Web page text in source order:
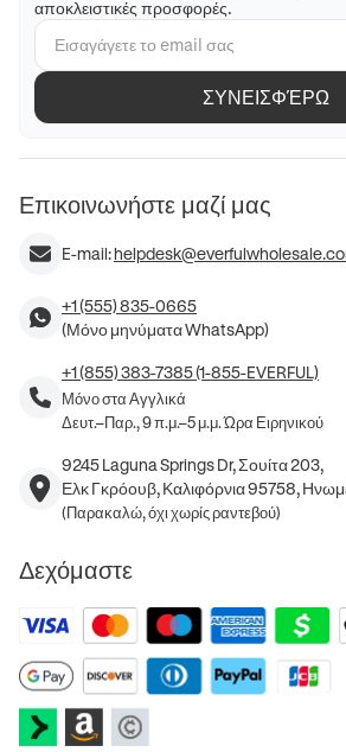
αποκλειστικές προσφορές.
ΣΥΝΕΙΣΦΈΡΩ
Επικοινωνήστε μαζί μας
E-mail:
+1 (555) 835-0665
(Μόνο μηνύματα WhatsApp)
+1 (855) 383-7385 (1-855-EVERFUL)
Μόνο στα Αγγλικά
Δευτ.–Παρ., 9 π.μ.–5 μ.μ. Ώρα Ειρηνικού
9245 Laguna Springs Dr, Σουίτα 203,
Ελκ Γκρόουβ, Καλιφόρνια 95758,
(Παρακαλώ, όχι χωρίς ραντεβού)
Δεχόμαστε